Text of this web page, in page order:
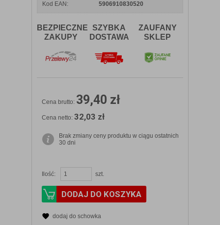
Kod EAN:
5906910830520
BEZPIECZNE
ZAKUPY
SZYBKA
DOSTAWA
ZAUFANY
SKLEP
Cena brutto: 39,40 zł
Cena netto: 32,03 zł
Brak zmiany ceny produktu w ciągu ostatnich
30 dni
Ilość: szt.
DODAJ DO KOSZYKA
dodaj do schowka